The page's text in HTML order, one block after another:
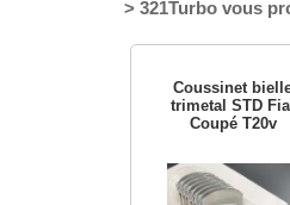
> 321Turbo vous
Coussinet
trimetal STD
Coupé T20v